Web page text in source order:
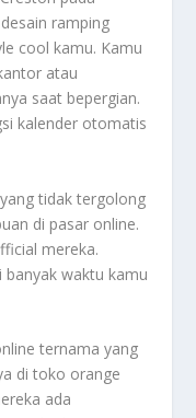
ramping
cool kamu. Kamu
atau
saat bepergian.
kalender otomatis
tidak tergolong
di pasar online.
mereka.
waktu kamu
ternama yang
di toko orange
ada